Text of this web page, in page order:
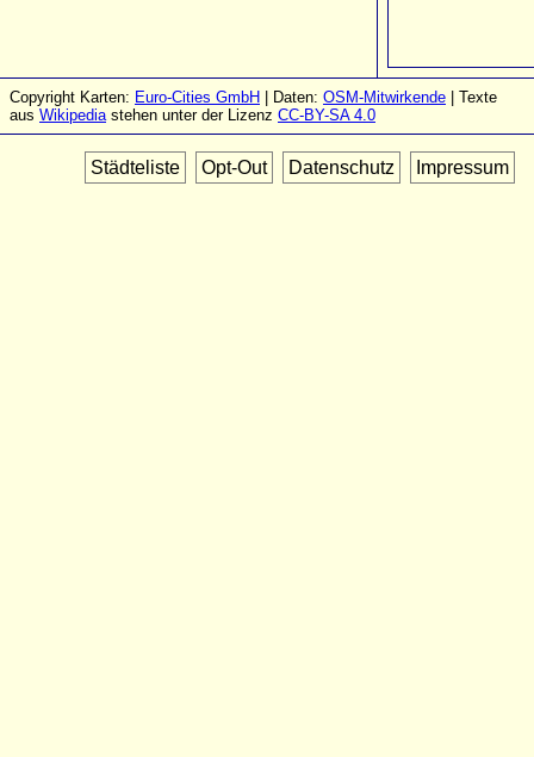
Copyright Karten: Euro-Cities GmbH | Daten: OSM-Mitwirkende | Texte
aus Wikipediastehen unter der Lizenz CC-BY-SA 4.0
Städteliste Opt-Out Datenschutz Impressum